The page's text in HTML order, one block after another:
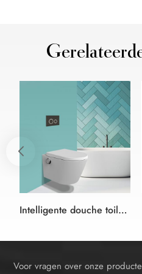
Intelligente douche toilet Bidet Zitting wit en kleur zwart-duitse stijl
Voor vragen over onze